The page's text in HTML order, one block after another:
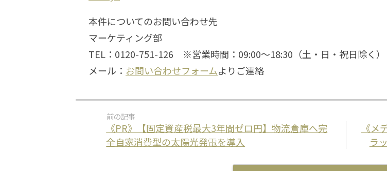
本件についてのお問い合わせ先
マーケティング部
TEL：0120-751-126 ※営業時間：09:00～18:30（土・日・祝日除く）
メール： お問い合わせフォームよりご連絡
《PR》【固定資産税最大3年間ゼロ円】物流倉庫へ完
全自家消費型の太陽光発電を導入
《メ
ラ